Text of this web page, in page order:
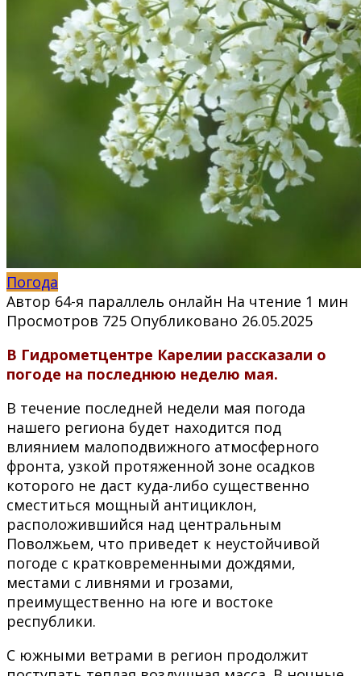
Погода
Автор 64-я параллель онлайн На чтение 1 мин
Просмотров 725 Опубликовано 26.05.2025
В Гидрометцентре Карелии рассказали о
погоде на последнюю неделю мая.
В течение последней недели мая погода
нашего региона будет находится под
влиянием малоподвижного атмосферного
фронта, узкой протяженной зоне осадков
которого не даст куда-либо существенно
сместиться мощный антициклон,
расположившийся над центральным
Поволжьем, что приведет к неустойчивой
погоде с кратковременными дождями,
местами с ливнями и грозами,
преимущественно на юге и востоке
республики.
С южными ветрами в регион продолжит